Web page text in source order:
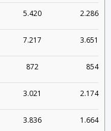
5.420 2.286
7.217 3.651
872 854
3.021 2.174
3.836 1.664